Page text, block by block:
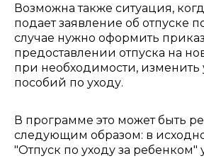
Возможна также ситуация,
подает заявление об отпуске
случае нужно оформить
предоставлении отпуска на
при необходимости, изменить
пособий по уходу.
В программе это может быть
следующим образом: в
"Отпуск по уходу за ребенком"